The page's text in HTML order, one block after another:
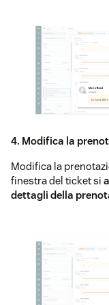
4. Modifica la
Modifica la
finestra del ticket si
dettagli della